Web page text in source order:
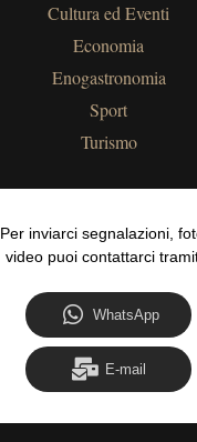
Cultura ed Eventi
Economia
Enogastronomia
Sport
Turismo
Per inviarci segnalazioni,
video puoi contattarci
WhatsApp
E-mail